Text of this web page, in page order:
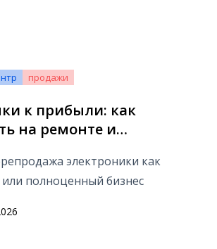
продажи
к прибыли: как
на ремонте и
электроники как
полноценный бизнес